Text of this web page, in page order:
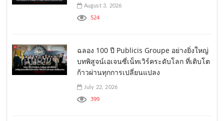
August 3, 2026
524
ฉลอง 100 ปี Publicis Groupe อย่างยิ่งใหญ่
บทพิสูจน์เอเจนซี่เน็ทเวิร์คระดับโลก ที่เติบโต
ก้าวผ่านทุกการเปลี่ยนแปลง
July 22, 2026
399